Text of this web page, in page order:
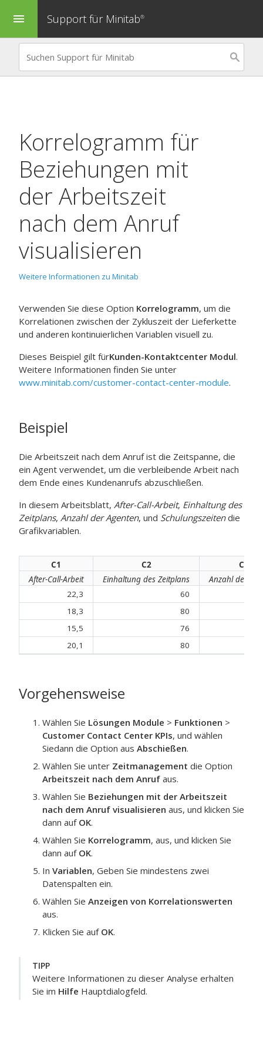
menu Support für Minitab®
Korrelogramm für
Beziehungen mit
der Arbeitszeit
nach dem Anruf
visualisieren
Weitere Informationen zu Minitab
Verwenden Sie diese Option Korrelogramm, um die
Korrelationen zwischen der Zykluszeit der Lieferkette
und anderen kontinuierlichen Variablen visuell zu.
Dieses Beispiel gilt fürKunden-Kontaktcenter Modul.
Weitere Informationen finden Sie unter
www.minitab.com/customer-contact-center-module.
Beispiel
Die Arbeitszeit nach dem Anruf ist die Zeitspanne, die
ein Agent verwendet, um die verbleibende Arbeit nach
dem Ende eines Kundenanrufs abzuschließen.
In diesem Arbeitsblatt, After-Call-Arbeit, Einhaltung des
Zeitplans, Anzahl der Agenten, und Schulungszeitendie
Grafikvariablen.
C1 C2
C3
After-Call-Arbeit
Einhaltung des Zeitplans
Anzahl der
22,3
60
18,3
80
15,5
76
20,1
80
Vorgehensweise
Wählen Sie Lösungen Module > Funktionen >
Customer Contact Center KPIs, und wählen
Siedann die Option aus Abschießen.
Wählen Sie unter Zeitmanagement die Option
Arbeitszeit nach dem Anruf aus.
Wählen Sie Beziehungen mit der Arbeitszeit
nach dem Anruf visualisieren aus, und klicken Sie
dann auf OK.
Wählen Sie Korrelogramm, aus, und klicken Sie
dann auf OK.
In Variablen, Geben Sie mindestens zwei
Datenspalten ein.
Wählen Sie Anzeigen von Korrelationswerten
aus.
Klicken Sie auf OK.
TIPP
Weitere Informationen zu dieser Analyse erhalten
Sie im Hilfe Hauptdialogfeld.